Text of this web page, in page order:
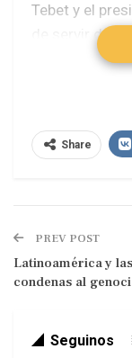
Tebet y el
de servir de
propuesta
cuestionaron
social y las
Share
PREV POST
Latinoamérica y las
condenas al
Seguinos